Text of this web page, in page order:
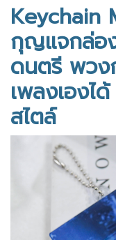
Keychain
กุญแจกล่อ
ดนตรี พว
เพลงเองไ
สไตล์